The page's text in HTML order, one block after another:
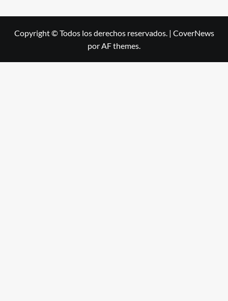
Copyright © Todos los derechos reservados. | CoverNews
por AF themes.